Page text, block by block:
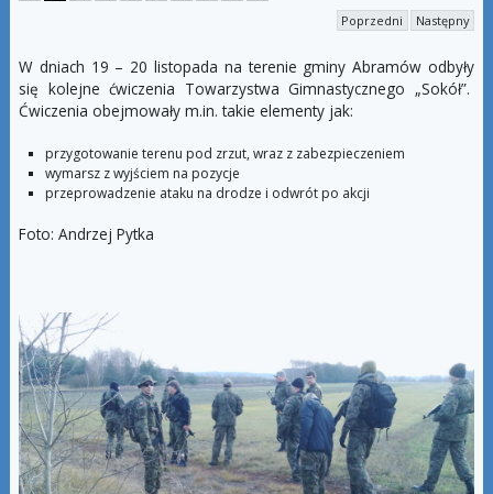
Poprzedni Następny
W dniach 19 – 20 listopada na terenie gminy Abramów odbyły
się kolejne ćwiczenia Towarzystwa Gimnastycznego „Sokół”.
Ćwiczenia obejmowały m.in. takie elementy jak:
przygotowanie terenu pod zrzut, wraz z zabezpieczeniem
wymarsz z wyjściem na pozycje
przeprowadzenie ataku na drodze i odwrót po akcji
Foto: Andrzej Pytka